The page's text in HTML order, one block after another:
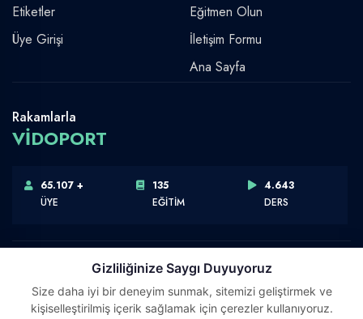
Etiketler
Üye Girişi
Eğitmen Olun
İletişim Formu
Ana Sayfa
Rakamlarla
VİDOPORT
65.107 +
ÜYE
135
EĞİTİM
4.643
DERS
Telif Hakkı © 2026 Vidoport, Inc.
Software,Design & Development:Webimonline
Gizliliğinize Saygı Duyuyoruz
Size daha iyi bir deneyim sunmak, sitemizi geliştirmek ve
kişiselleştirilmiş içerik sağlamak için çerezler kullanıyoruz.